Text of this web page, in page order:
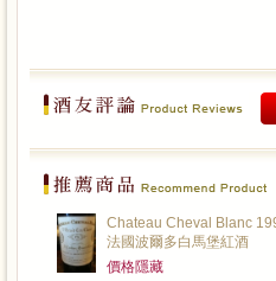
Chateau Cheval Blanc
法國波爾多白馬堡紅酒
價格隱藏